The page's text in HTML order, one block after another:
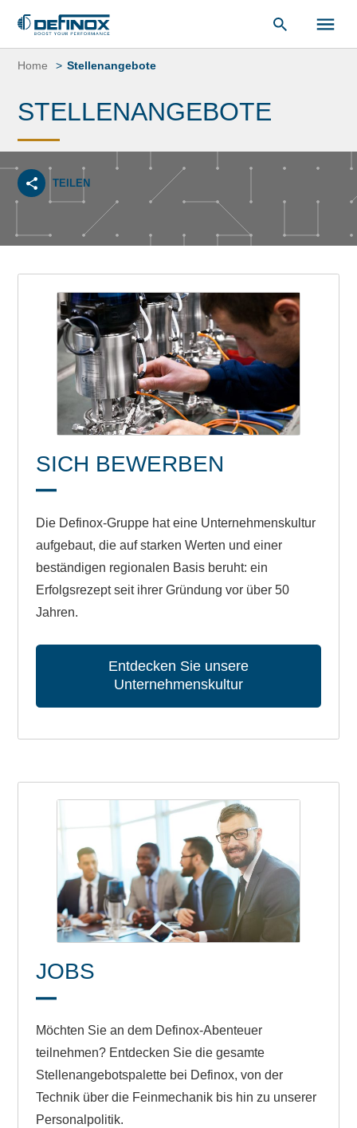
Zum
unsereDokumentenbibliothek
Home Stellenangebote
STELLENANGEBOTE
TEILEN
SICH BEWERBEN
Die Definox-Gruppe hat eine Unternehmenskultur
aufgebaut, die auf starken Werten und einer
beständigen regionalen Basis beruht: ein
Erfolgsrezept seit ihrer Gründung vor über 50
Jahren.
Entdecken Sie unsere
Unternehmenskultur
JOBS
Möchten Sie an dem Definox-Abenteuer
teilnehmen? Entdecken Sie die gesamte
Stellenangebotspalette bei Definox, von der
Technik über die Feinmechanik bis hin zu unserer
Personalpolitik.